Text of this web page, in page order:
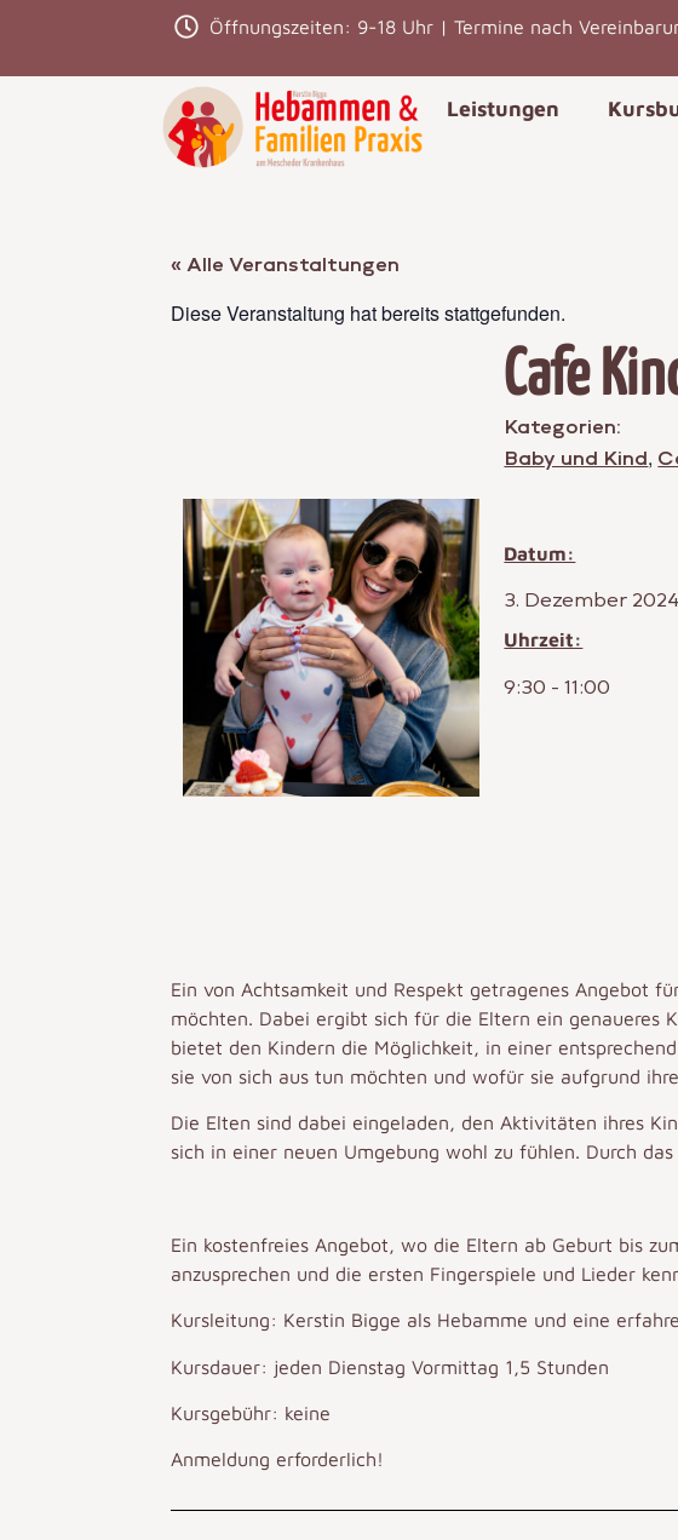
Öffnungszeiten: 9-18 Uhr | Termine nach
Leistungen
« Alle Veranstaltungen
Diese Veranstaltung hat bereits stattgefunden.
Cafe
Kategorien:
Baby und Kind,
Datum:
3. Dezember 2024
Uhrzeit:
9:30 -11:00
Ein von Achtsamkeit und Respekt getragenes Angebot
möchten. Dabei ergibt sich für die Eltern ein genaueres
bietet den Kindern die Möglichkeit, in einer
sie von sich aus tun möchten und wofür sie aufgrund
Die Elten sind dabei eingeladen, den Aktivitäten ihres
sich in einer neuen Umgebung wohl zu fühlen. Durch
Ein kostenfreies Angebot, wo die Eltern ab Geburt bis
anzusprechen und die ersten Fingerspiele und Lieder
Kursleitung: Kerstin Bigge als Hebamme und eine
Kursdauer: jeden Dienstag Vormittag 1,5 Stunden
Kursgebühr: keine
Anmeldung erforderlich!